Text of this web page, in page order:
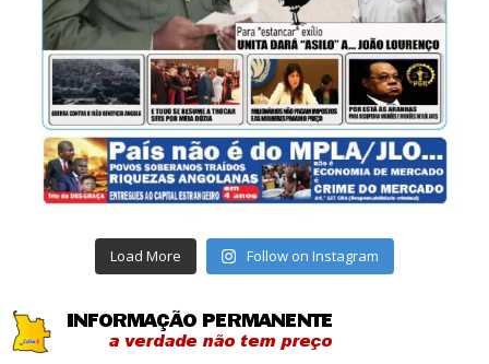
Load More Follow on Instagram